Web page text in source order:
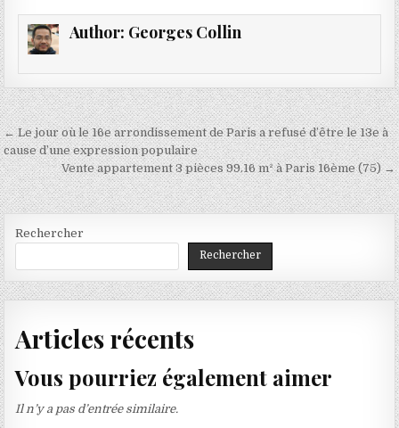
Author: Georges Collin
Navigation
de
l’article
← Le jour où le 16e arrondissement de Paris a refusé d’être le 13e à
cause d’une expression populaire
Vente appartement 3 pièces 99.16 m² à Paris 16ème (75) →
Rechercher
Rechercher
Articles récents
Vous pourriez également aimer
Il n’y a pas d’entrée similaire.